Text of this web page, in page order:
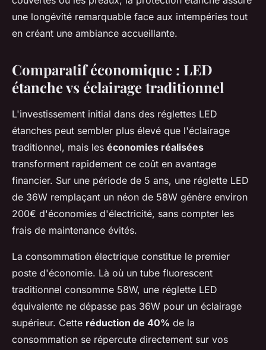
une longévité remarquable face aux intempéries tout
en créant une ambiance accueillante.
Comparatif économique : LED
étanche vs éclairage traditionnel
L'investissement initial dans des réglettes LED
étanches peut sembler plus élevé que l'éclairage
traditionnel, mais les économies réalisées
transforment rapidement ce coût en avantage
financier. Sur une période de 5 ans, une réglette LED
de 36W remplaçant un néon de 58W génère environ
200€ d'économies d'électricité, sans compter les
frais de maintenance évités.
La consommation électrique constitue le premier
poste d'économie. Là où un tube fluorescent
traditionnel consomme 58W, une réglette LED
équivalente ne dépasse pas 36W pour un éclairage
supérieur. Cette réduction de 40% de la
consommation se répercute directement sur vos